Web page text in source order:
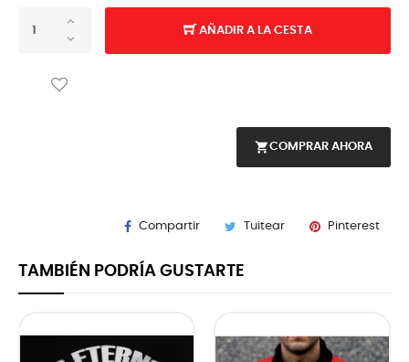
AÑADIR A LA CESTA
shopping_cartCOMPRAR AHORA
Compartir Tuitear Pinterest
TAMBIÉN PODRÍA GUSTARTE